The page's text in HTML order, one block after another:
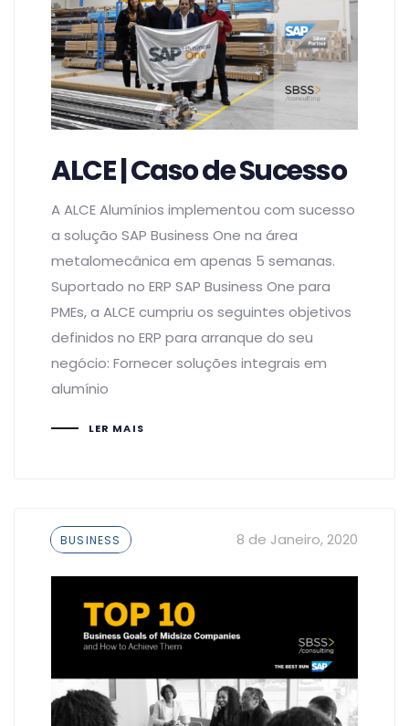
ALCE | Caso de Sucesso
A ALCE Alumínios implementou com sucesso
a solução SAP Business One na área
metalomecânica em apenas 5 semanas.
Suportado no ERP SAP Business One para
PMEs, a ALCE cumpriu os seguintes objetivos
definidos no ERP para arranque do seu
negócio: Fornecer soluções integrais em
alumínio
LER MAIS
Tags
BUSINESS 8 de Janeiro, 2020